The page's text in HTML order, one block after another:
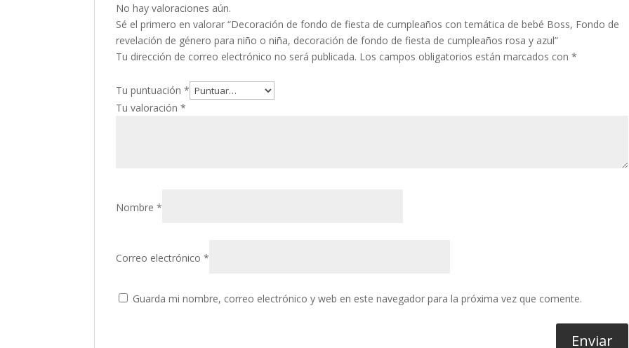
No hay valoraciones aún.
Sé el primero en valorar “Decoración de fondo de fiesta de cumpleaños con temática de bebé Boss, Fondo de
revelación de género para niño o niña, decoración de fondo de fiesta de cumpleaños rosa y azul”
Tu dirección de correo electrónico no será publicada. Los campos obligatorios están marcados con*
Tu puntuación*
Tu valoración*
Nombre*
Correo electrónico*
Guarda mi nombre, correo electrónico y web en este navegador para la próxima vez que comente.